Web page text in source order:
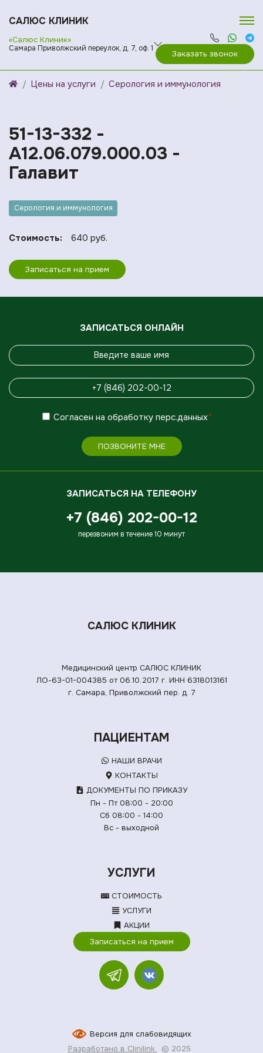
САЛЮС КЛИНИК
«Салюс Клиник»
Самара Приволжский переулок, д. 7, оф. 1
Заказать звонок
Цены на услуги Серология и иммунология
51-13-332 -
A12.06.079.000.03 -
Галавит
Серология и иммунология
Стоимость: 640 руб.
Записаться на прием
ЗАПИСАТЬСЯ ОНЛАЙН
Согласен на обработку перс.данных*
ПОЗВОНИТЕ МНЕ
ЗАПИСАТЬСЯ НА ТЕЛЕФОНУ
+7 (846) 202-00-12
перезвоним в течение 10 минут
САЛЮС КЛИНИК
Медицинский центр САЛЮС КЛИНИК
ЛО-63-01-004385 от 06.10.2017 г. ИНН 6318013161
г. Самара, Приволжский пер. д. 7
ПАЦИЕНТАМ
НАШИ ВРАЧИ
КОНТАКТЫ
ДОКУМЕНТЫ ПО ПРИКАЗУ
Пн - Пт 08:00 - 20:00
Сб 08:00 - 14:00
Вс - выходной
УСЛУГИ
СТОИМОСТЬ
УСЛУГИ
АКЦИИ
Записаться на прием
Версия для слабовидящих
Разработано в Clinilink
© 2025